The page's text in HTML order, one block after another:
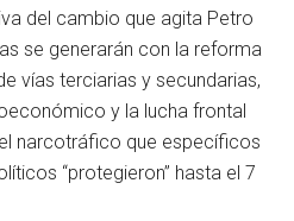
del cambio que agita Petro
se generarán con la reforma
vías terciarias y secundarias,
y la lucha frontal
narcotráfico que específicos
“protegieron” hasta el 7